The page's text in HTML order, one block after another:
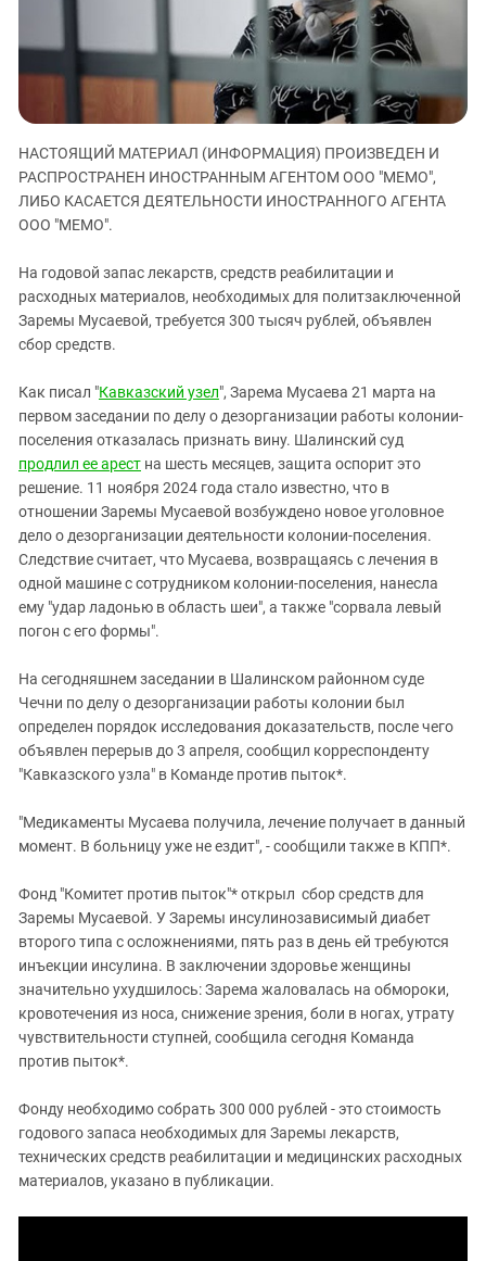
ЗАСТАВЛЯЕТ
КАВКАЗ ЗА ПАЛЕСТИНУ
ИНАКОМЫСЛИЕ В ЧЕЧНЕ
ПРЕСЛЕДОВАНИЕ АКТИВИСТОВ
МОБИЛИЗАЦИЯ И ПРОТЕСТЫ
Ингушетия
Кабардино-Балкария
Калмыкия
Карачаево-Черкесия
Краснодарский край
Нагорный Карабах
Северная Осетия - Алания
СКФО
Ставропольский край
Чечня
Южный Кавказ
НАСТОЯЩИЙ МАТЕРИАЛ (ИНФОРМАЦИЯ) ПРОИЗВЕДЕН И
РАСПРОСТРАНЕН ИНОСТРАННЫМ АГЕНТОМ ООО "МЕМО",
ЛИБО КАСАЕТСЯ ДЕЯТЕЛЬНОСТИ ИНОСТРАННОГО АГЕНТА
ООО "МЕМО".
На годовой запас лекарств, средств реабилитации и
расходных материалов, необходимых для политзаключенной
Заремы Мусаевой, требуется 300 тысяч рублей, объявлен
сбор средств.
Как писал "Кавказский узел", Зарема Мусаева 21 марта на
первом заседании по делу о дезорганизации работы колонии-
поселения отказалась признать вину. Шалинский суд
продлил ее арест на шесть месяцев, защита оспорит это
решение. 11 ноября 2024 года стало известно, что в
отношении Заремы Мусаевой возбуждено новое уголовное
дело о дезорганизации деятельности колонии-поселения.
Следствие считает, что Мусаева, возвращаясь с лечения в
одной машине с сотрудником колонии-поселения, нанесла
ему "удар ладонью в область шеи", а также "сорвала левый
погон с его формы".
На сегодняшнем заседании в Шалинском районном суде
Чечни по делу о дезорганизации работы колонии был
определен порядок исследования доказательств, после чего
объявлен перерыв до 3 апреля, сообщил корреспонденту
"Кавказского узла" в Команде против пыток*.
"Медикаменты Мусаева получила, лечение получает в данный
момент. В больницу уже не ездит", - сообщили также в КПП*.
Фонд "Комитет против пыток"* открыл сбор средств для
Заремы Мусаевой. У Заремы инсулинозависимый диабет
второго типа с осложнениями, пять раз в день ей требуются
инъекции инсулина. В заключении здоровье женщины
значительно ухудшилось: Зарема жаловалась на обмороки,
кровотечения из носа, снижение зрения, боли в ногах, утрату
чувствительности ступней, сообщила сегодня Команда
против пыток*.
Фонду необходимо собрать 300 000 рублей - это стоимость
годового запаса необходимых для Заремы лекарств,
технических средств реабилитации и медицинских расходных
материалов, указано в публикации.